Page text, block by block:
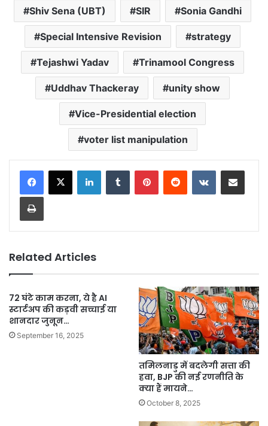
Shiv Sena (UBT) SIR Sonia Gandhi
Special Intensive Revision strategy
Tejashwi Yadav Trinamool Congress
Uddhav Thackeray unity show
Vice-Presidential election
voter list manipulation
LinkedInTumblr PinterestReddit VKontakteShare via Email
Print
Related Articles
72 घंटे काम करना, ये है AI
स्टार्टअप की कड़वी सच्चाई या
शानदार जुनून…
September 16, 2025
तमिलनाडु में बदलेगी सत्ता की
हवा, BJP की नई रणनीति के
क्या हैं मायने…
October 8, 2025